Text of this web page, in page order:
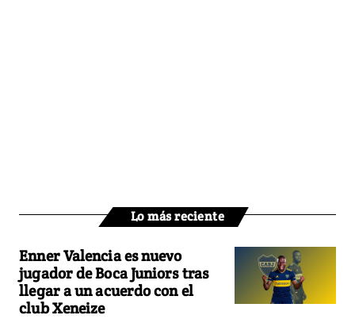
Lo más reciente
Enner Valencia es nuevo
jugador de Boca Juniors tras
llegar a un acuerdo con el
club Xeneize